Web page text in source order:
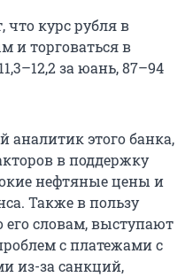
что курс рубля в
и торговаться в
за юань, 87–94
аналитик этого банка,
в поддержку
нефтяные цены и
Также в пользу
словам, выступают
с платежами с
из-за санкций,